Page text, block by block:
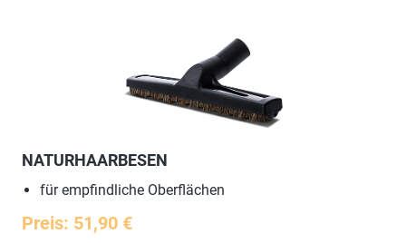
NATURHAARBESEN
für empfindliche Oberflächen
Preis: 51,90 €